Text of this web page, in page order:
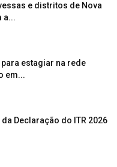
e distritos de Nova
a...
estagiar na rede
em...
Declaração do ITR 2026